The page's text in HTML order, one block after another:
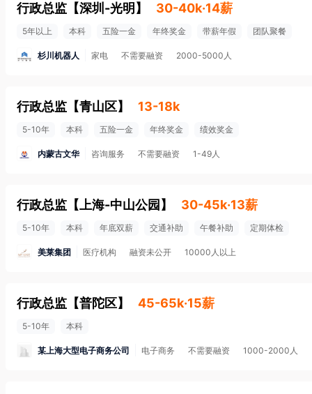
行政总监 【深圳-光明 】 30-40k·14薪
5年以上 本科 五险一金 年终奖金 带薪年假 团队聚餐
杉川机器人 家电 不需要融资 2000-5000人
行政总监 【青山区】 13-18k
5-10年 本科 五险一金 年终奖金 绩效奖金
内蒙古文华 咨询服务 不需要融资 1-49人
行政总监 【 上海-中山公园 】 30-45k·13薪
5-10年 本科 年底双薪 交通补助 午餐补助 定期体检
美莱集团 医疗机构 融资未公开 10000人以上
行政总监 【普陀区】 45-65k·15薪
5-10年 本科
某上海大型电子商务公司 电子商务 不需要融资 1000-2000人